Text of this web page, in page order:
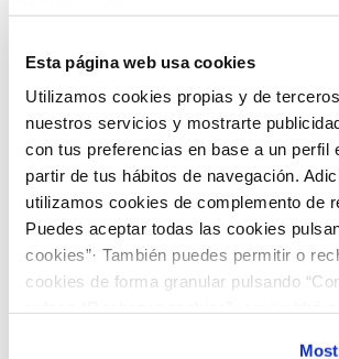
Esta página web usa cookies
Utilizamos cookies propias y de
nuestros servicios y mostrarte
con tus preferencias en base a un perfil
partir de tus hábitos de navegación.
utilizamos cookies de complemento de
Puedes aceptar todas las cookies
cookies”· También puedes permitir o
cookies de forma granular pulsando
06 ABR 2021
hubiéramos sido capaces de
eficiencia en la gestión
pandemia”